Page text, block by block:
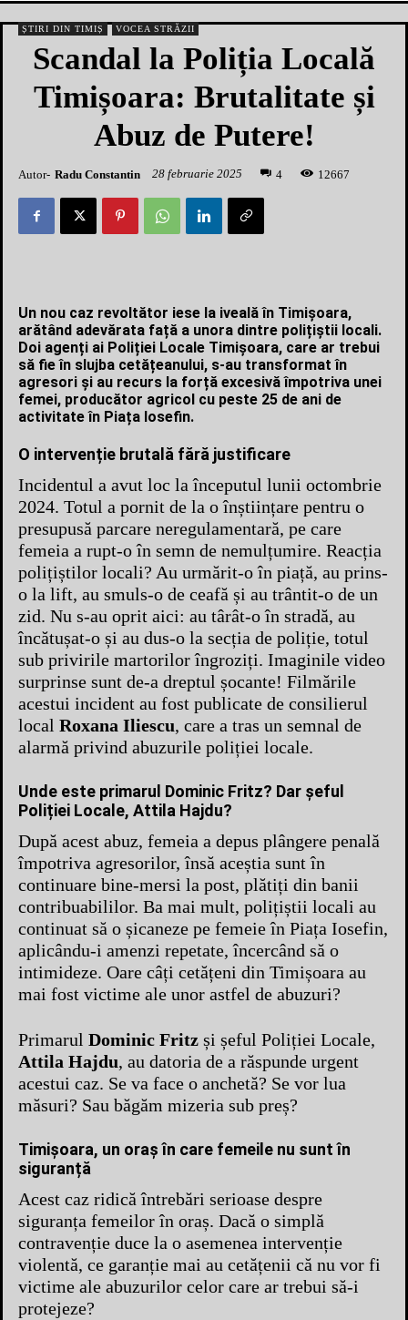
ȘTIRI DIN TIMIȘ VOCEA STRĂZII
Scandal la Poliția Locală
Timișoara: Brutalitate și
Abuz de Putere!
Autor- Radu Constantin 28 februarie 2025 4 1 2667
Un nou caz revoltător iese la iveală în Timișoara,
arătând adevărata față a unora dintre polițiștii locali.
Doi agenți ai Poliției Locale Timișoara, care ar trebui
să fie în slujba cetățeanului, s-au transformat în
agresori și au recurs la forță excesivă împotriva unei
femei, producător agricol cu peste 25 de ani de
activitate în Piața Iosefin.
O intervenție brutală fără justificare
Incidentul a avut loc la începutul lunii octombrie
2024. Totul a pornit de la o înștiințare pentru o
presupusă parcare neregulamentară, pe care
femeia a rupt-o în semn de nemulțumire. Reacția
polițiștilor locali? Au urmărit-o în piață, au prins-
o la lift, au smuls-o de ceafă și au trântit-o de un
zid. Nu s-au oprit aici: au târât-o în stradă, au
încătușat-o și au dus-o la secția de poliție, totul
sub privirile martorilor îngroziți. Imaginile video
surprinse sunt de-a dreptul șocante! Filmările
acestui incident au fost publicate de consilierul
local Roxana Iliescu, care a tras un semnal de
alarmă privind abuzurile poliției locale.
Unde este primarul Dominic Fritz? Dar șeful
Poliției Locale, Attila Hajdu?
După acest abuz, femeia a depus plângere penală
împotriva agresorilor, însă aceștia sunt în
continuare bine-mersi la post, plătiți din banii
contribuabililor. Ba mai mult, polițiștii locali au
continuat să o șicaneze pe femeie în Piața Iosefin,
aplicându-i amenzi repetate, încercând să o
intimideze. Oare câți cetățeni din Timișoara au
mai fost victime ale unor astfel de abuzuri?
Primarul Dominic Fritz și șeful Poliției Locale,
Attila Hajdu, au datoria de a răspunde urgent
acestui caz. Se va face o anchetă? Se vor lua
măsuri? Sau băgăm mizeria sub preș?
Timișoara, un oraș în care femeile nu sunt în
siguranță
Acest caz ridică întrebări serioase despre
siguranța femeilor în oraș. Dacă o simplă
contravenție duce la o asemenea intervenție
violentă, ce garanție mai au cetățenii că nu vor fi
victime ale abuzurilor celor care ar trebui să-i
protejeze?